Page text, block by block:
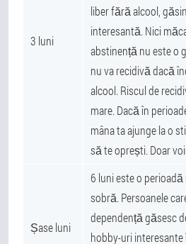
3 luni
liber fără alcool,
interesantă. Nici
abstinență nu este o
nu va recidivă dacă
alcool. Riscul de
mare. Dacă în
mâna ta ajunge la o
să te oprești. Doar
Șase luni
6 luni este o
sobră. Persoanele
dependență găsesc
hobby-uri